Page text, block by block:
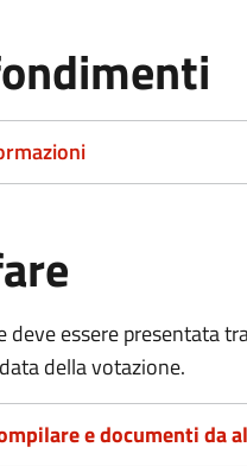
deve essere presentata
della votazione.
e documenti da